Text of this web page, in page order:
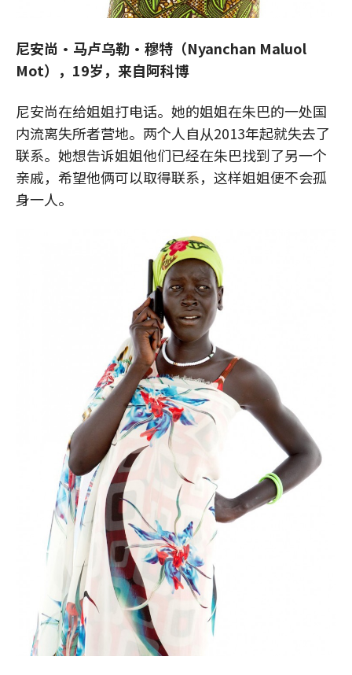
尼安尚·马卢乌勒·穆特（Nyanchan Maluol
Mot），19岁，来自阿科博
尼安尚在给姐姐打电话。她的姐姐在朱巴的一处国
内流离失所者营地。两个人自从2013年起就失去了
联系。她想告诉姐姐他们已经在朱巴找到了另一个
亲戚，希望他俩可以取得联系，这样姐姐便不会孤
身一人。